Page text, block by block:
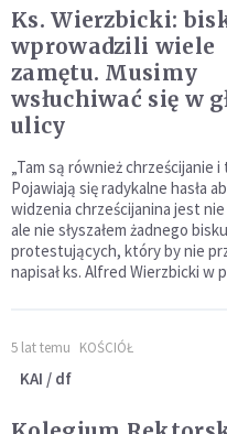
Ks. Wierzbicki:
wprowadzili wiele
zamętu. Musimy
wsłuchiwać się w
ulicy
„Tam są również chrześcijanie
Pojawiają się radykalne hasła
widzenia chrześcijanina jest
ale nie słyszałem żadnego
protestujących, który by nie
napisał ks. Alfred Wierzbicki w
5 lat temu KOŚCIÓŁ
KAI / df